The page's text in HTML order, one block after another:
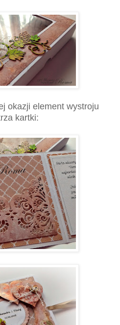
okazji element wystroju
kartki: